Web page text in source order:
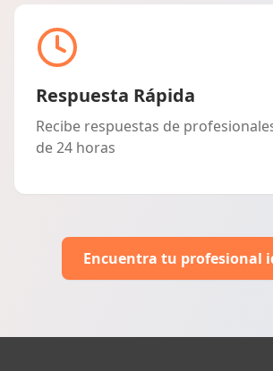
Respuesta Rápida
Recibe respuestas de
de 24 horas
Encuentra tu profesional